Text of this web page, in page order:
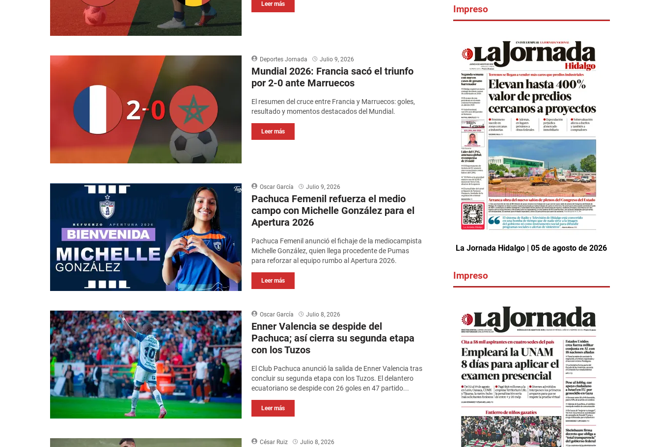
Leer más
Deportes Jornada Julio 9, 2026
Mundial 2026: Francia sacó el triunfo
por 2-0 ante Marruecos
El resumen del cruce entre Francia y Marruecos: goles,
resultado y momentos destacados del Mundial.
Leer más
Oscar García Julio 9, 2026
Pachuca Femenil refuerza el medio
campo con Michelle González para el
Apertura 2026
Pachuca Femenil anunció el fichaje de la mediocampista
Michelle González, quien llega procedente de Pumas
para reforzar al equipo rumbo al Apertura 2026.
Leer más
Oscar García Julio 8, 2026
Enner Valencia se despide del
Pachuca; así cierra su segunda etapa
con los Tuzos
El Club Pachuca anunció la salida de Enner Valencia tras
concluir su segunda etapa con los Tuzos. El delantero
ecuatoriano se despide con 26 goles en 47 partido...
Leer más
César Ruiz Julio 8, 2026
Impreso
La Jornada Hidalgo | 05 de agosto de 2026
Impreso